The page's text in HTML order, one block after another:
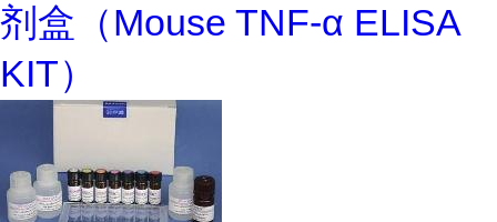
剂盒（Mouse TNF-α ELISA
KIT）